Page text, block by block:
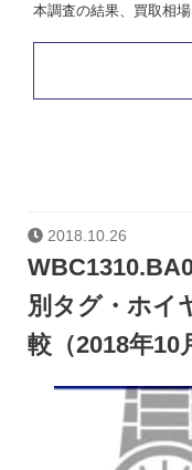
本調査の結果、買取相
2018.10.26
別タグ・ホイ
較（2018年10